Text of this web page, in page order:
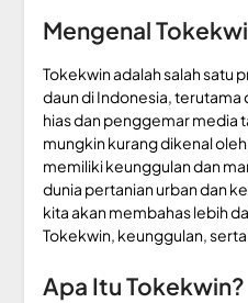
Mengenal
Tokekwin adalah salah satu
daun di Indonesia, terutama
hias dan penggemar media
mungkin kurang dikenal
memiliki keunggulan dan
dunia pertanian urban dan
kita akan membahas lebih
Tokekwin, keunggulan,
Apa Itu Tokekwin?